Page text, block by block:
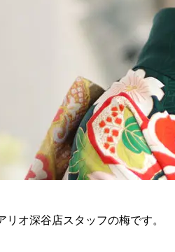
オ深谷店スタッフの梅です。